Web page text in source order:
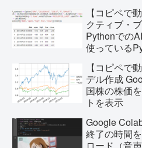
【コピペで
クティブ・
Pythonでの
使っている
【コピペで
デル作成
国株の株価
トを表示
Google
終了の時間
ロード（音